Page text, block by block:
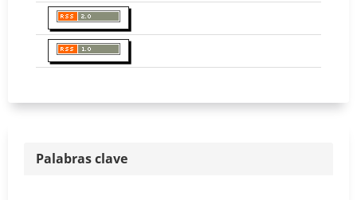
Palabras clave